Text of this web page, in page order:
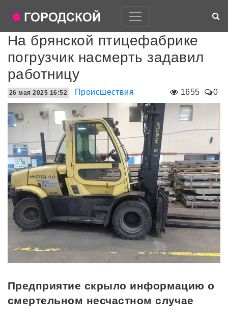
На брянской птицефабрике
погрузчик насмерть задавил
работницу
1655 0
26 мая 2025 16:52 Происшествия
Предприятие скрыло информацию о
смертельном несчастном случае